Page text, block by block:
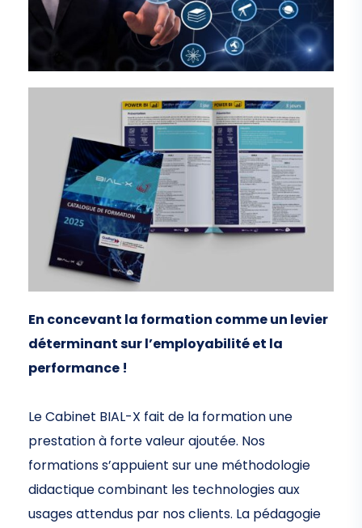
En concevant la formation comme un levier
déterminant sur l’employabilité et la
performance !
Le Cabinet BIAL-X fait de la formation une
prestation à forte valeur ajoutée. Nos
formations s’appuient sur une méthodologie
didactique combinant les technologies aux
usages attendus par nos clients. La pédagogie